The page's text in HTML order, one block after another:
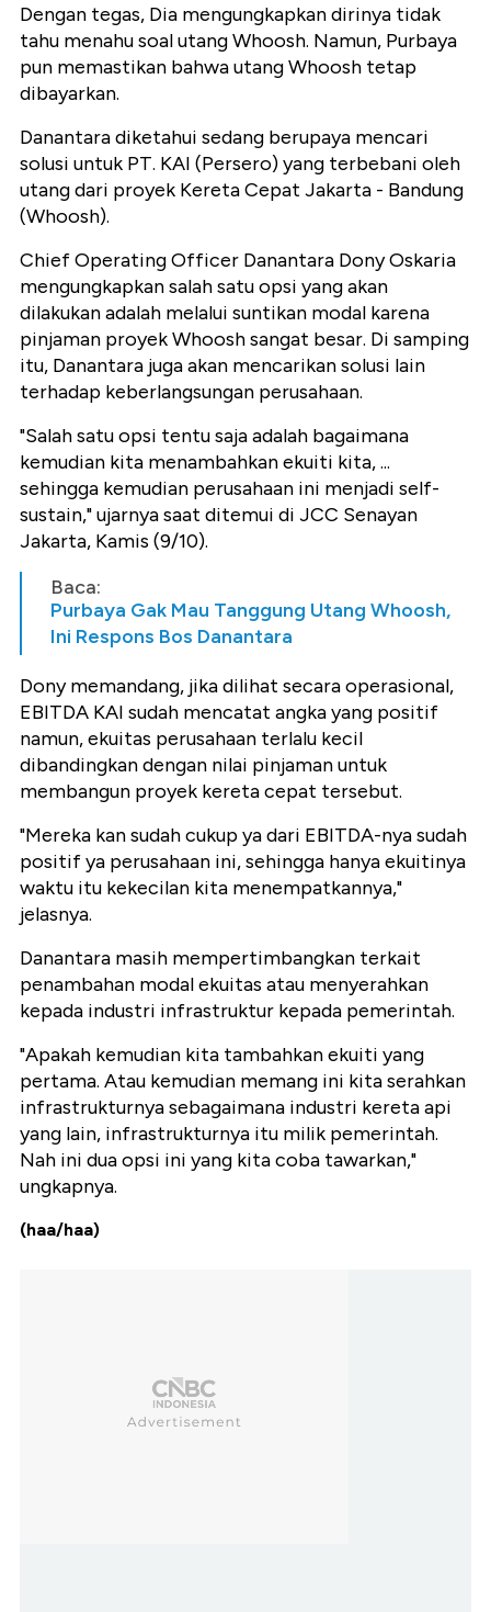
Dengan tegas, Dia mengungkapkan dirinya tidak
tahu menahu soal utang Whoosh. Namun, Purbaya
pun memastikan bahwa utang Whoosh tetap
dibayarkan.
Danantara diketahui sedang berupaya mencari
solusi untuk PT. KAI (Persero) yang terbebani oleh
utang dari proyek Kereta Cepat Jakarta - Bandung
(Whoosh).
Chief Operating Officer Danantara Dony Oskaria
mengungkapkan salah satu opsi yang akan
dilakukan adalah melalui suntikan modal karena
pinjaman proyek Whoosh sangat besar. Di samping
itu, Danantara juga akan mencarikan solusi lain
terhadap keberlangsungan perusahaan.
"Salah satu opsi tentu saja adalah bagaimana
kemudian kita menambahkan ekuiti kita, ...
sehingga kemudian perusahaan ini menjadi self-
sustain," ujarnya saat ditemui di JCC Senayan
Jakarta, Kamis (9/10).
Baca:
Purbaya Gak Mau Tanggung Utang Whoosh,
Ini Respons Bos Danantara
Dony memandang, jika dilihat secara operasional,
EBITDA KAI sudah mencatat angka yang positif
namun, ekuitas perusahaan terlalu kecil
dibandingkan dengan nilai pinjaman untuk
membangun proyek kereta cepat tersebut.
"Mereka kan sudah cukup ya dari EBITDA-nya sudah
positif ya perusahaan ini, sehingga hanya ekuitinya
waktu itu kekecilan kita menempatkannya,"
jelasnya.
Danantara masih mempertimbangkan terkait
penambahan modal ekuitas atau menyerahkan
kepada industri infrastruktur kepada pemerintah.
"Apakah kemudian kita tambahkan ekuiti yang
pertama. Atau kemudian memang ini kita serahkan
infrastrukturnya sebagaimana industri kereta api
yang lain, infrastrukturnya itu milik pemerintah.
Nah ini dua opsi ini yang kita coba tawarkan,"
ungkapnya.
(haa/haa)